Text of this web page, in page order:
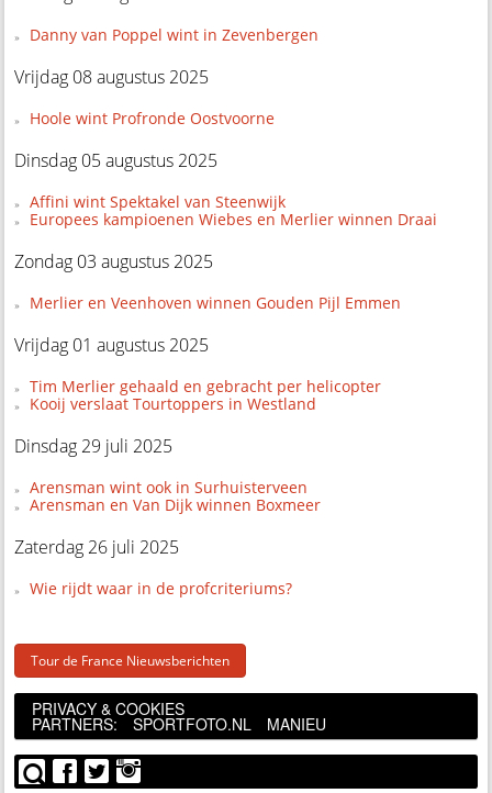
Danny van Poppel wint in Zevenbergen
Vrijdag 08 augustus 2025
Hoole wint Profronde Oostvoorne
Dinsdag 05 augustus 2025
Affini wint Spektakel van Steenwijk
Europees kampioenen Wiebes en Merlier winnen Draai
Zondag 03 augustus 2025
Merlier en Veenhoven winnen Gouden Pijl Emmen
Vrijdag 01 augustus 2025
Tim Merlier gehaald en gebracht per helicopter
Kooij verslaat Tourtoppers in Westland
Dinsdag 29 juli 2025
Arensman wint ook in Surhuisterveen
Arensman en Van Dijk winnen Boxmeer
Zaterdag 26 juli 2025
Wie rijdt waar in de profcriteriums?
Tour de France Nieuwsberichten
PRIVACY & COOKIES
PARTNERS: SPORTFOTO.NL MANIEU